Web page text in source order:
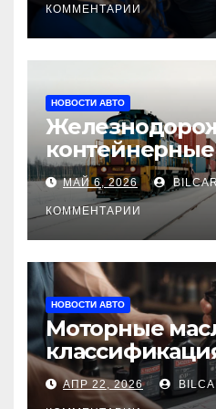
КОММЕНТАРИИ
НОВОСТИ АВТО
из Китая в
маршруты,
требования
МАЙ 6, 2026
КОММЕНТАРИИ
НОВОСТИ АВТО
Моторные
рекомендации
для
АПР 22, 2026